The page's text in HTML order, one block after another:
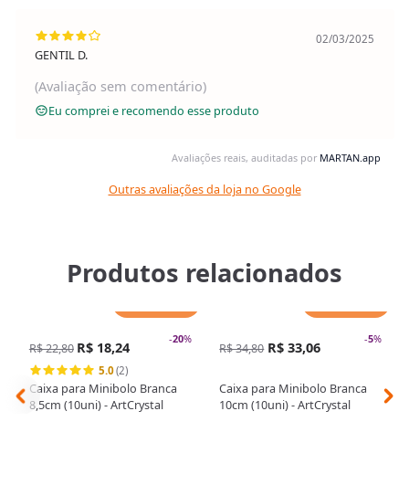
GENTIL D.
02/03/2025
(Avaliação sem comentário)
Eu comprei e recomendo esse produto
Avaliações reais, auditadas por MARTAN.app
Outras avaliações da loja no Google
Produtos relacionados
-20%
R$ 22,80 R$ 18,24
5.0(2)
Caixa para Minibolo Branca
8,5cm (10uni) - ArtCrystal
-5%
R$ 34,80 R$ 33,06
Caixa para Minibolo Branca
10cm (10uni) - ArtCrystal